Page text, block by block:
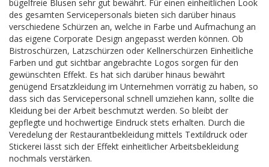
bügelfreie Blusen sehr gut bewährt. Für einen einheitlichen Look
des gesamten Servicepersonals bieten sich darüber hinaus
verschiedene Schürzen an, welche in Farbe und Aufmachung an
das eigene Corporate Design angepasst werden können. Ob
Bistroschürzen, Latzschürzen oder Kellnerschürzen Einheitliche
Farben und gut sichtbar angebrachte Logos sorgen für den
gewünschten Effekt. Es hat sich darüber hinaus bewährt
genügend Ersatzkleidung im Unternehmen vorrätig zu haben, so
dass sich das Servicepersonal schnell umziehen kann, sollte die
Kleidung bei der Arbeit beschmutzt werden. So bleibt der
gepflegte und hochwertige Eindruck stets erhalten. Durch die
Veredelung der Restaurantbekleidung mittels Textildruck oder
Stickerei lässt sich der Effekt einheitlicher Arbeitsbekleidung
nochmals verstärken.